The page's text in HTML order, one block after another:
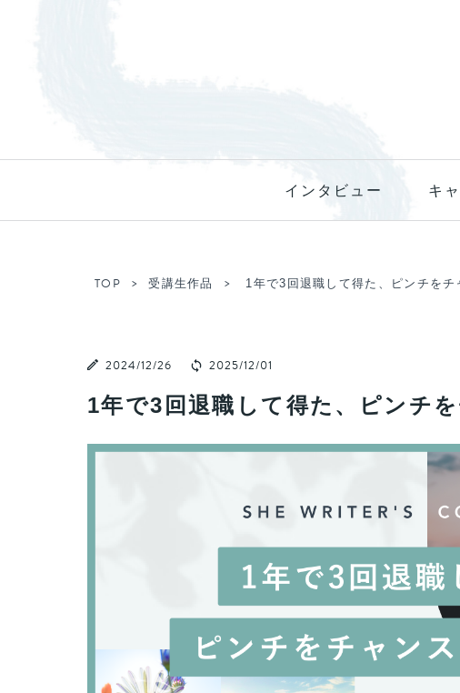
インタビュー キ
TOP 受講生作品 1年で3回退職して得た、ピンチをチ
2024/12/26 2025/12/01
1年で3回退職して得た、ピンチ